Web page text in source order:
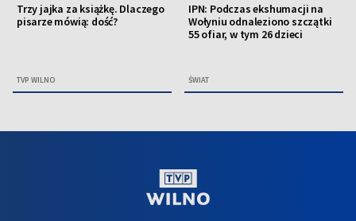
Trzy jajka za książkę. Dlaczego
pisarze mówią: dość?
TVP WILNO
IPN: Podczas ekshumacji na
Wołyniu odnaleziono szczątki
55 ofiar, w tym 26 dzieci
ŚWIAT